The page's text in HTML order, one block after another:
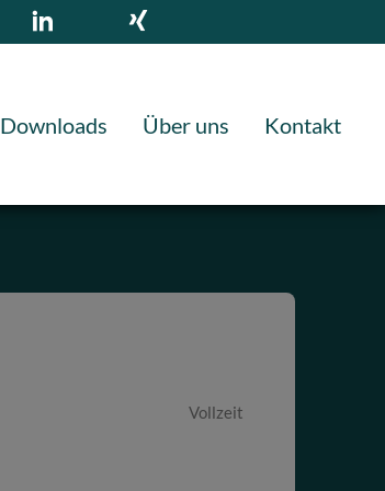
Downloads Über uns Kontakt
Vollzeit